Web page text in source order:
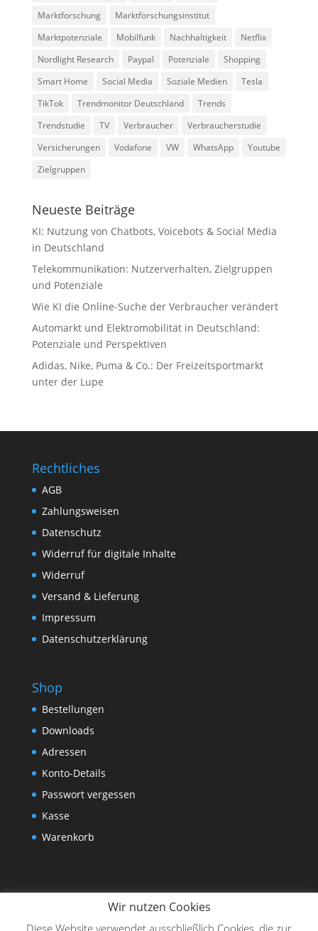
Marktforschung
Marktforschungsinstitut
Marktpotenziale
Mobilfunk Nachhaltigkeit
Netflix
Nordlight Research
Paypal Potenziale
Shopping
Smart Home
Social Media Soziale Medien
Tesla
TikTok
Trendmonitor Deutschland
Trends
Trendstudie
TV Verbraucher
Verbraucherstudie
Versicherungen
Vodafone VW WhatsApp
Youtube
Zielgruppen
Neueste Beiträge
KI: Nutzung von Chatbots, Voicebots & Social Media
in Deutschland
Telekommunikation: Nutzerverhalten, Zielgruppen
und Potenziale
Wie KI die Online-Suche der Verbraucher verändert
Automarkt und Elektromobilität in Deutschland:
Potenziale und Perspektiven
Adidas, Nike, Puma & Co.: Der Freizeitsportmarkt
unter der Lupe
Rechtliches
AGB
Zahlungsweisen
Datenschutz
Widerruf für digitale Inhalte
Widerruf
Versand & Lieferung
Impressum
Datenschutzerklärung
Shop
Bestellungen
Downloads
Adressen
Konto-Details
Passwort vergessen
Kasse
Warenkorb
Wir nutzen Cookies